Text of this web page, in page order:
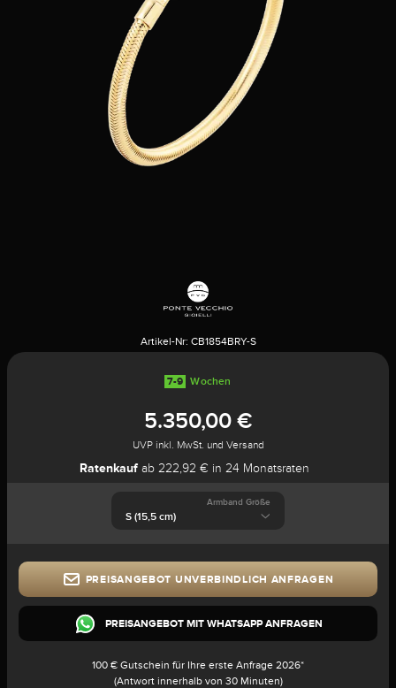
Artikel-Nr: CB1854BRY-S
7-9 Wochen
5.350,00 €
UVP inkl. MwSt. und Versand
Ratenkauf ab 222,92 € in 24 Monatsraten
Armband Größe
PREISANGEBOT UNVERBINDLICH ANFRAGEN
PREISANGEBOT MIT WHATSAPP ANFRAGEN
100 € Gutschein für Ihre erste Anfrage 2026*
(Antwort innerhalb von 30 Minuten)